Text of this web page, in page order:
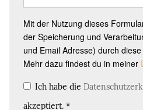
Mit der Nutzung dieses
der Speicherung und
und Email Adresse) durch
Mehr dazu findest du in meiner
Ich habe die
akzeptiert. *